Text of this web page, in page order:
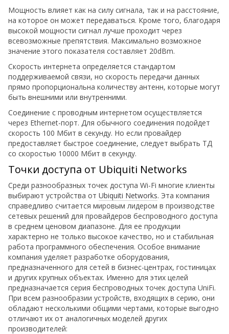
Мощность влияет как на силу сигнала, так и на расстояние,
на которое он может передаваться. Кроме того, благодаря
высокой мощности сигнал лучше проходит через
всевозможные препятствия. Максимально возможное
значение этого показателя составляет 20dBm.
Скорость интернета определяется стандартом
поддерживаемой связи, но скорость передачи данных
прямо пропорциональна количеству антенн, которые могут
быть внешними или внутренними.
Соединение с проводным интернетом осуществляется
через Ethernet-порт. Для обычного соединения подойдет
скорость 100 Мбит в секунду. Но если провайдер
предоставляет быстрое соединение, следует выбрать ТД
со скоростью 10000 Мбит в секунду.
Точки доступа от Ubiquiti Networks
Среди разнообразных точек доступа Wi-Fi многие клиенты
выбирают устройства от Ubiquiti Networks. Эта компания
справедливо считается мировым лидером в производстве
сетевых решений для провайдеров беспроводного доступа
в среднем ценовом диапазоне. Для ее продукции
характерно не только высокое качество, но и стабильная
работа программного обеспечения. Особое внимание
компания уделяет разработке оборудования,
предназначенного для сетей в бизнес-центрах, гостиницах
и других крупных объектах. Именно для этих целей
предназначается серия беспроводных точек доступа UniFi.
При всем разнообразии устройств, входящих в серию, они
обладают несколькими общими чертами, которые выгодно
отличают их от аналогичных моделей других
производителей: